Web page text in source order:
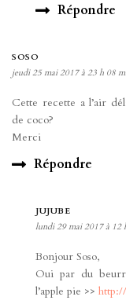
Répondre
SOSO
jeudi 25 mai 2017 à 23 h 08
Cette recette a l’air
de coco?
Merci
Répondre
JUJUBE
lundi 29 mai 2017 à 12
Bonjour Soso,
Oui par du
l’apple pie >>